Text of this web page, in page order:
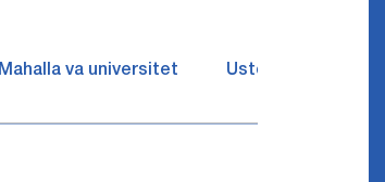
Mahalla va universitet Ustozlar suhbatin